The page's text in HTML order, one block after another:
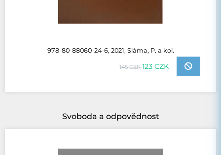
978-80-88060-24-6, 2021, Sláma, P. a kol.
145 CZK123 CZK
Svoboda a odpovědnost